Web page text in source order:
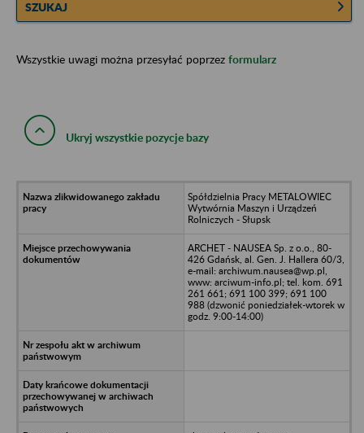
SZUKAJ
Wszystkie uwagi można przesyłać poprzez formularz
Ukryj wszystkie pozycje bazy
Spółdzielnia Pracy METALOWIEC
Wytwórnia Maszyn i Urządzeń
Rolniczych - Słupsk
ARCHET - NAUSEA Sp. z o.o., 80-
426 Gdańsk, al. Gen. J. Hallera 60/3,
e-mail: archiwum.nausea@wp.pl,
www: arciwum-info.pl; tel. kom. 691
261 661; 691 100 399; 691 100
988 (dzwonić poniedziałek-wtorek w
godz. 9:00-14:00)